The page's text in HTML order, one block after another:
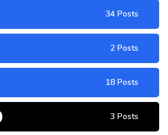
34 Posts
2 Posts
18 Posts
3 Posts